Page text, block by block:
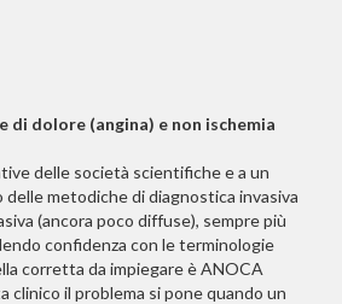
di dolore (angina) e non ischemia
delle società scientifiche e a un
metodiche di diagnostica invasiva
(ancora poco diffuse), sempre più
confidenza con le terminologie
corretta da impiegare è ANOCA
clinico il problema si pone quando un